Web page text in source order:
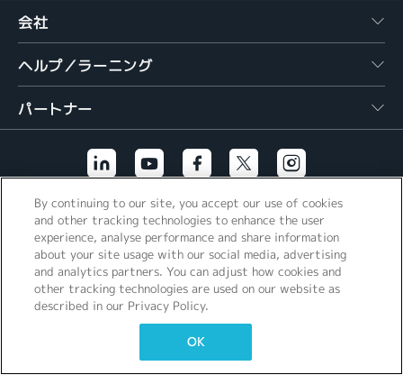
会社
ヘルプ／ラーニング
パートナー
その他のリンク
By continuing to our site, you accept our use of cookies
and other tracking technologies to enhance the user
experience, analyse performance and share information
about your site usage with our social media, advertising
and analytics partners. You can adjust how cookies and
other tracking technologies are used on our website as
described in our Privacy Policy.
OK